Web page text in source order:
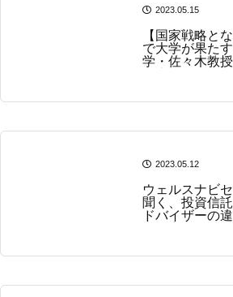
2023.05.15
【国家戦略と
で大学が果た
学・佐々木教
2023.05.12
ウェルスナビ
聞く、投資信
ドバイザーの